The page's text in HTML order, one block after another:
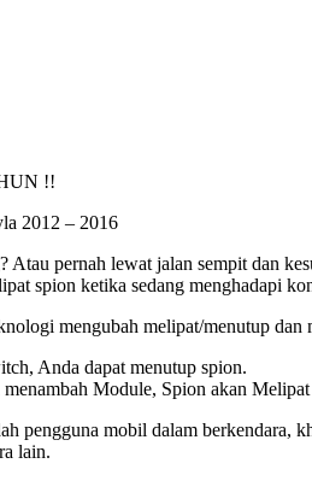
!!
2012 – 2016
pernah lewat jalan sempit dan
spion ketika sedang menghadapi
mengubah melipat/menutup dan
Anda dapat menutup spion.
Module, Spion akan
pengguna mobil dalam
lain.